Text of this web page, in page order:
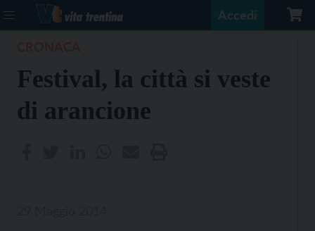
Accedi
Festival, la città si veste
di arancione